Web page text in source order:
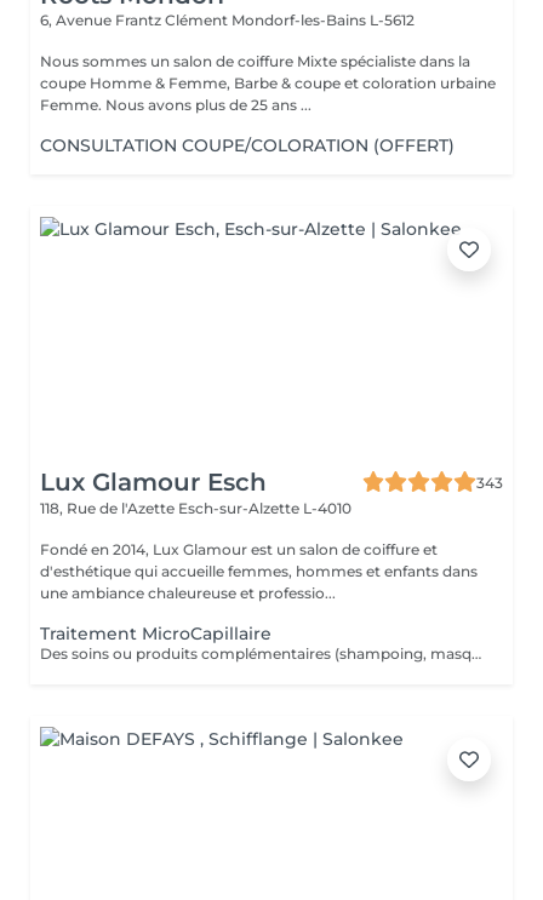
6, Avenue Frantz Clément Mondorf-les-Bains L-5612
Nous sommes un salon de coiffure Mixte spécialiste dans la
coupe Homme & Femme, Barbe & coupe et coloration urbaine
Femme. Nous avons plus de 25 ans ...
CONSULTATION COUPE/COLORATION (OFFERT)
Lux Glamour Esch
343
118, Rue de l'Azette Esch-sur-Alzette L-4010
Fondé en 2014, Lux Glamour est un salon de coiffure et
d'esthétique qui accueille femmes, hommes et enfants dans
une ambiance chaleureuse et professio...
Traitement MicroCapillaire
Des soins ou produits complémentaires (shampoing, masques, hydratations profondes, fixateurs, etc.) peuvent être suggérés lors de votre venue, selon l'état de vos cheveux et vos objectifs beauté. Ces compléments ne figurent pas dans la réservation en ligne. Ces options peuvent entraîner un coût supplémentaire, toujours communiqué clairement avant toute application.